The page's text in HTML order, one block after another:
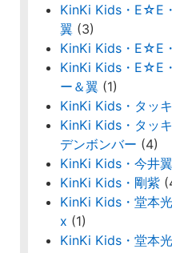
KinKi Kids・E☆E
翼 (3)
KinKi Kids・E☆E
KinKi Kids・E☆E
ー＆翼 (1)
KinKi Kids・タッ
KinKi Kids・タッ
デンボンバー (4)
KinKi Kids・今井翼
KinKi Kids・剛紫
KinKi Kids・堂本
x (1)
KinKi Kids・堂本